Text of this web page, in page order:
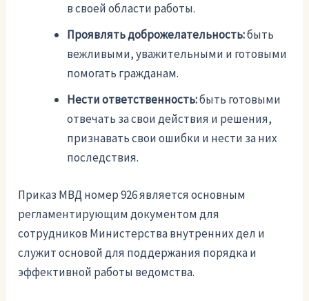
в своей области работы.
Проявлять доброжелательность:быть
вежливыми, уважительными и готовыми
помогать гражданам.
Нести ответственность:быть готовыми
отвечать за свои действия и решения,
признавать свои ошибки и нести за них
последствия.
Приказ МВД номер 926 является основным
регламентирующим документом для
сотрудников Министерства внутренних дел и
служит основой для поддержания порядка и
эффективной работы ведомства.